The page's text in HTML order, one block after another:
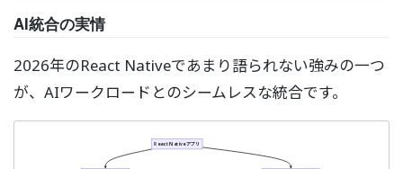
AI統合の実情
2026年のReact Nativeであまり語られない強みの一つ
が、AIワークロードとのシームレスな統合です。
React Nativeアプリ